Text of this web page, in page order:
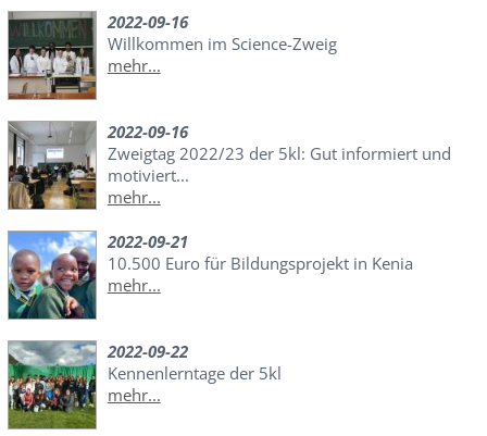
2022-09-16
Willkommen im Science-Zweig
mehr...
2022-09-16
Zweigtag 2022/23 der 5kl: Gut informiert und
motiviert...
mehr...
2022-09-21
10.500 Euro für Bildungsprojekt in Kenia
mehr...
2022-09-22
Kennenlerntage der 5kl
mehr...